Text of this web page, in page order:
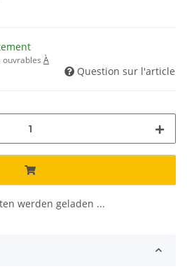
ouvrables À
Question sur l'article
werden geladen ...